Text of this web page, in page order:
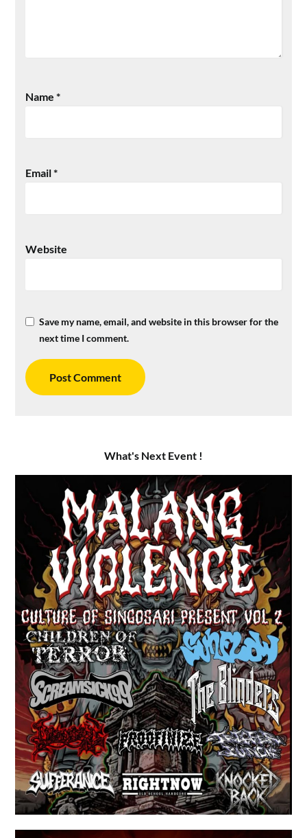
Name*
Email*
Website
Save my name, email, and website in this browser for the
next time I comment.
What's Next Event !